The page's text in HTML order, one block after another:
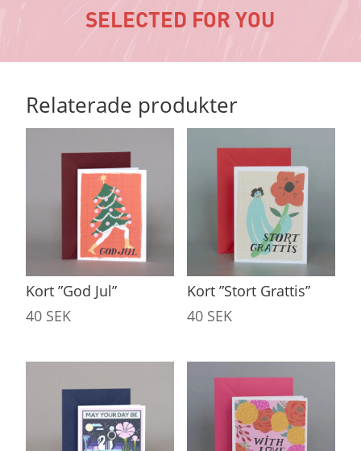
SELECTED FOR YOU
Relaterade produkter
Kort ”God Jul”
40 SEK
Kort ”Stort Grattis”
40 SEK